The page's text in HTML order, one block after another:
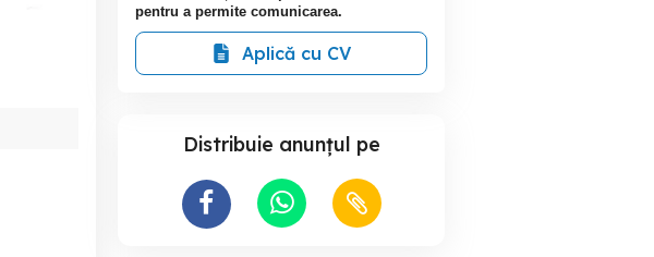
pentru a permite comunicarea.
Aplică cu CV
Distribuie anunțul pe